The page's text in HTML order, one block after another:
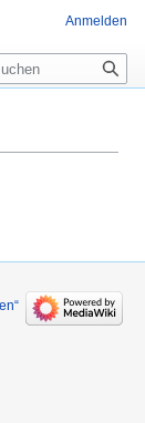
Anmelden